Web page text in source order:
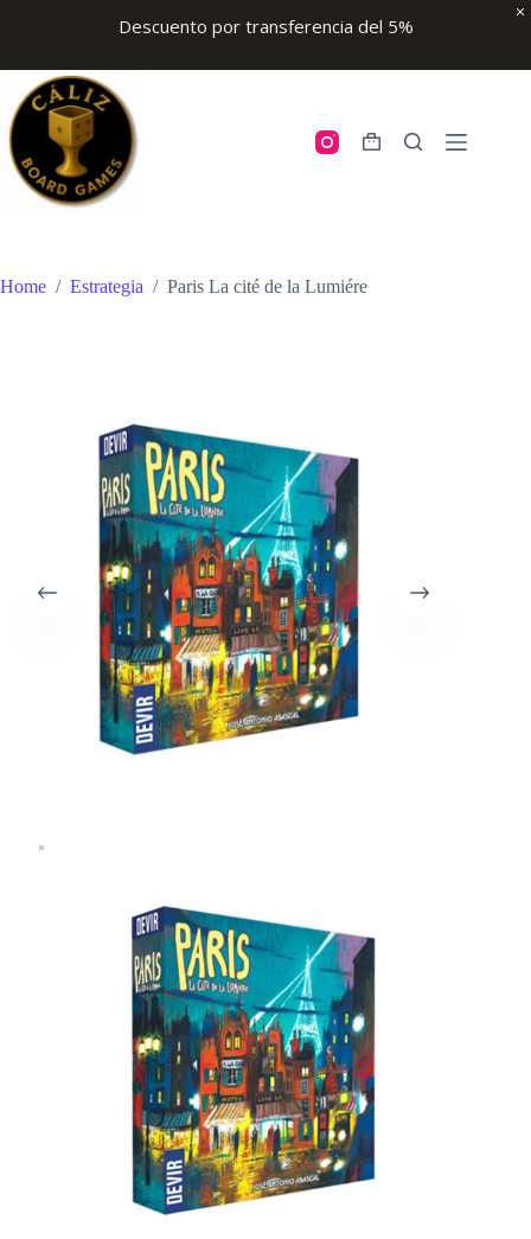
Descuento por transferencia del 5%
content
Shopping
Home / Estrategia / Paris La cité de la Lumiére